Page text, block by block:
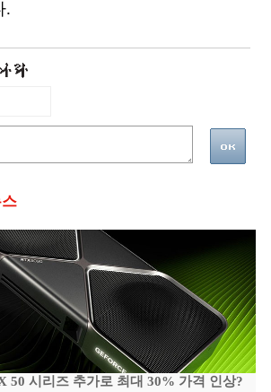
.
50 시리즈 추가로 최대 30% 가격 인상?